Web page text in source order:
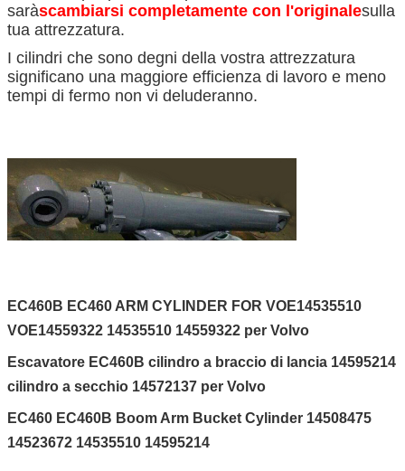
saràscambiarsi completamente con l'originalesulla
tua attrezzatura.
I cilindri che sono degni della vostra attrezzatura
significano una maggiore efficienza di lavoro e meno
tempi di fermo non vi deluderanno.
EC460B EC460 ARM CYLINDER FOR VOE14535510
VOE14559322 14535510 14559322 per Volvo
Escavatore EC460B cilindro a braccio di lancia 14595214
cilindro a secchio 14572137 per Volvo
EC460 EC460B Boom Arm Bucket Cylinder 14508475
14523672 14535510 14595214